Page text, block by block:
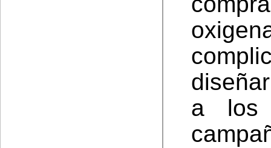
a los